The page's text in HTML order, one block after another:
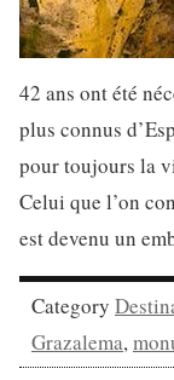
42 ans ont été
plus connus
pour toujours la
Celui que l’on
est devenu un
Category
Grazalema,